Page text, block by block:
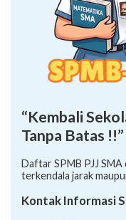
“Kembali
Tanpa Batas !!”
Daftar SPMB PJJ
terkendala jarak
Kontak Informasi